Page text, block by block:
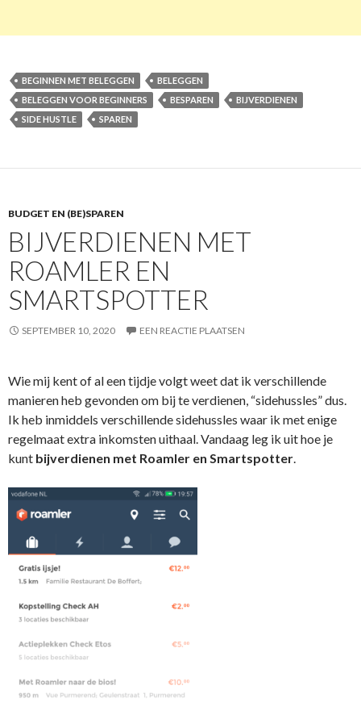
BEGINNEN MET BELEGGEN
BELEGGEN
BELEGGEN VOOR BEGINNERS
BESPAREN
BIJVERDIENEN
SIDE HUSTLE
SPAREN
BUDGET EN (BE)SPAREN
BIJVERDIENEN MET
ROAMLER EN
SMARTSPOTTER
SEPTEMBER 10, 2020 EEN REACTIE PLAATSEN
Wie mij kent of al een tijdje volgt weet dat ik verschillende
manieren heb gevonden om bij te verdienen, “sidehussles” dus.
Ik heb inmiddels verschillende sidehussles waar ik met enige
regelmaat extra inkomsten uithaal. Vandaag leg ik uit hoe je
kunt bijverdienen met Roamler en Smartspotter.